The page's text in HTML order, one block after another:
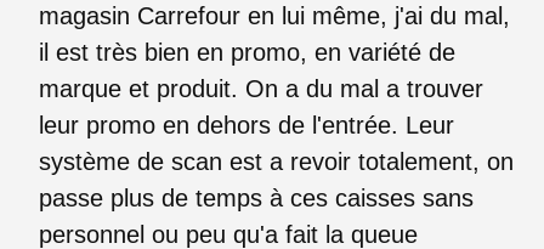
magasin Carrefour en lui même, j'ai du mal,
il est très bien en promo, en variété de
marque et produit. On a du mal a trouver
leur promo en dehors de l'entrée. Leur
système de scan est a revoir totalement, on
passe plus de temps à ces caisses sans
personnel ou peu qu'a fait la queue